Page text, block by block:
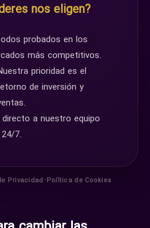
nos eligen?
probados en los
más competitivos.
prioridad es el
de inversión y
a nuestro equipo
7.
Privacidad•Política de Cookies